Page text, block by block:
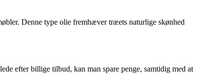
Denne type olie fremhæver træets naturlige skønhed
efter billige tilbud, kan man spare penge, samtidig med at